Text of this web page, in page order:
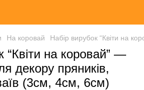
На коровай Набір вирубок “Квіти на
“Квіти на коровай” —
декору пряників,
(3см, 4см, 6см)